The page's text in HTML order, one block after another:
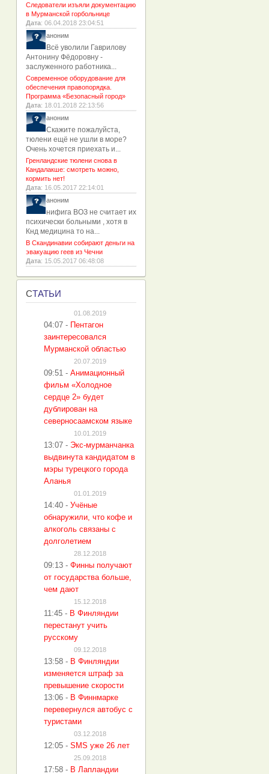
Следователи изъяли документацию
в Мурманской горбольнице
Дата: 06.04.2018 23:04:51
аноним
Всё уволили Гаврилову
Антонину Фёдоровну -
заслуженного работника...
Современное оборудование для
обеспечения правопорядка.
Программа «Безопасный город»
Дата: 18.01.2018 22:13:56
аноним
Скажите пожалуйста,
тюлени ещё не ушли в море?
Очень хочется приехать и...
Гренландские тюлени снова в
Кандалакше: смотреть можно,
кормить нет!
Дата: 16.05.2017 22:14:01
аноним
нифига ВОЗ не считает их
психически больными , хотя в
Кнд медицина то на...
В Скандинавии собирают деньги на
эвакуацию геев из Чечни
Дата: 15.05.2017 06:48:08
СТАТЬИ
01.08.2019
04:07 - Пентагон
заинтересовался
Мурманской областью
20.07.2019
09:51 - Анимационный
фильм «Холодное
сердце 2» будет
дублирован на
северносаамском языке
10.01.2019
13:07 - Экс-мурманчанка
выдвинута кандидатом в
мэры турецкого города
Аланья
01.01.2019
14:40 - Учёные
обнаружили, что кофе и
алкоголь связаны с
долголетием
28.12.2018
09:13 - Финны получают
от государства больше,
чем дают
15.12.2018
11:45 - В Финляндии
перестанут учить
русскому
09.12.2018
13:58 - В Финляндии
изменяется штраф за
превышение скорости
13:06 - В Финнмарке
перевернулся автобус с
туристами
03.12.2018
12:05 - SMS уже 26 лет
25.09.2018
17:58 - В Лапландии